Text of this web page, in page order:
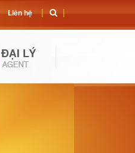
Liên hệ